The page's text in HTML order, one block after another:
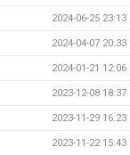
2024-06-25 23:13
2024-04-07 20:33
2024-01-21 12:06
2023-12-08 18:37
2023-11-29 16:23
2023-11-22 15:43